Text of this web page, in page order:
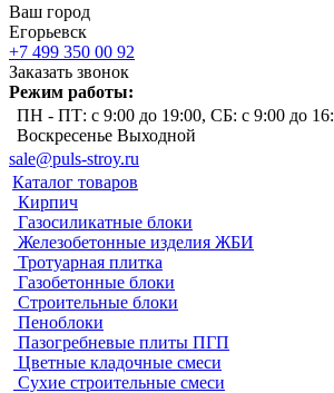
Ваш город
Егорьевск
+7 499 350 00 92
Заказать звонок
Режим работы:
ПН - ПТ: с 9:00 до 19:00, СБ: с 9:00 до
Воскресенье Выходной
sale@puls-stroy.ru
Каталог товаров
Кирпич
Газосиликатные блоки
Железобетонные изделия ЖБИ
Тротуарная плитка
Газобетонные блоки
Строительные блоки
Пеноблоки
Пазогребневые плиты ПГП
Цветные кладочные смеси
Сухие строительные смеси